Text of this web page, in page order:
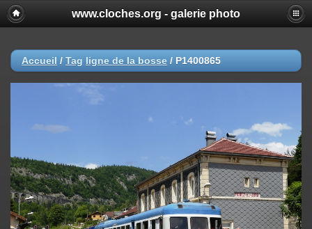
www.cloches.org - galerie photo
Accueil / Tag ligne de la bosse / P1400865